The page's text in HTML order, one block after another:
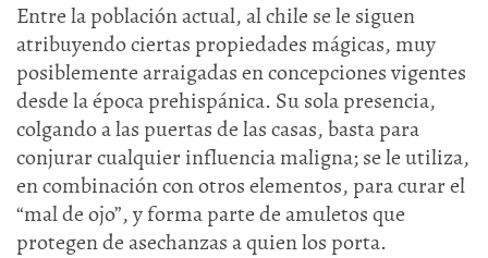
Entre la población actual, al chile se le siguen
atribuyendo ciertas propiedades mágicas, muy
posiblemente arraigadas en concepciones vigentes
desde la época prehispánica. Su sola presencia,
colgando a las puertas de las casas, basta para
conjurar cualquier influencia maligna; se le utiliza,
en combinación con otros elementos, para curar el
“mal de ojo”, y forma parte de amuletos que
protegen de asechanzas a quien los porta.